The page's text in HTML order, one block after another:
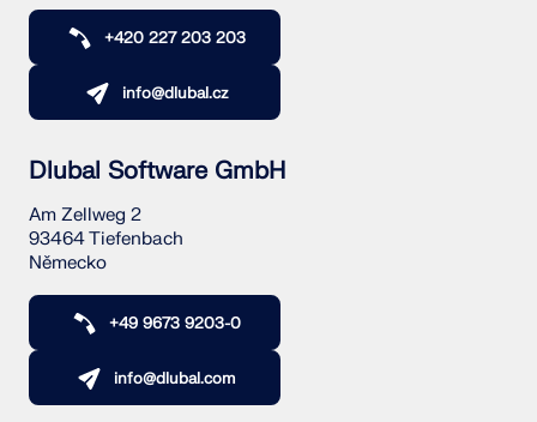
+420 227 203 203
info@dlubal.cz
Dlubal Software GmbH
Am Zellweg 2
93464 Tiefenbach
Německo
+49 9673 9203-0
info@dlubal.com